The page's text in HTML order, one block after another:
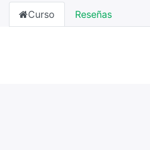
Curso Reseñas